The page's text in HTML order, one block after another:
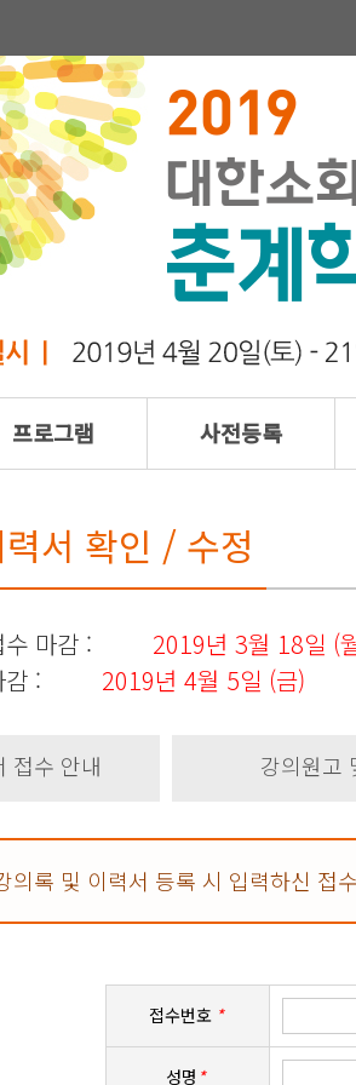
프로그램 사전등록
서 확인 / 수정
마감 :
2019년 3월 18일 (
:
2019년 4월 5일 (금)
접수 안내 강의원고
의록 및 이력서 등록 시 입력하신 접
접수번호
성명